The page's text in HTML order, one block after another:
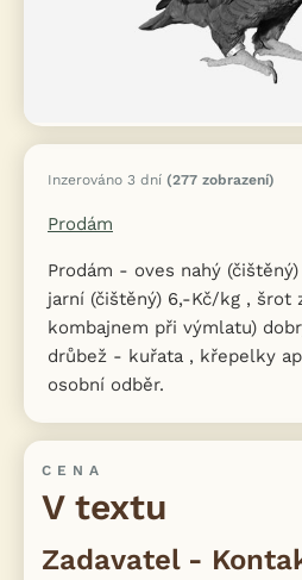
Inzerováno 3 dní (277 zobrazení)
Prodám
Prodám - oves nahý
jarní (čištěný) 6,-Kč/kg , šrot
kombajnem při výmlatu)
drůbež - kuřata , křepelky
osobní odběr.
CENA
V textu
Zadavatel -